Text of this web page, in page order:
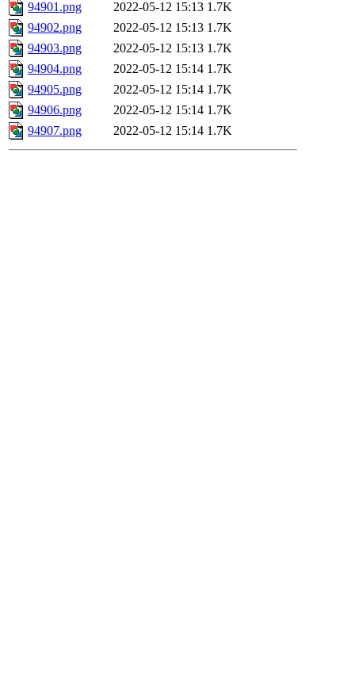
94901.png
2022-05-12 15:13 1.7K
94902.png
2022-05-12 15:13 1.7K
94903.png
2022-05-12 15:13 1.7K
94904.png
2022-05-12 15:14 1.7K
94905.png
2022-05-12 15:14 1.7K
94906.png
2022-05-12 15:14 1.7K
94907.png
2022-05-12 15:14 1.7K